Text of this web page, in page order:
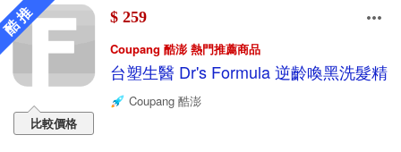
推
比較價格
$ 259
Coupang 酷澎 熱門推薦商品
台塑生醫 Dr's Formula 逆齡喚黑洗髮精
Coupang 酷澎